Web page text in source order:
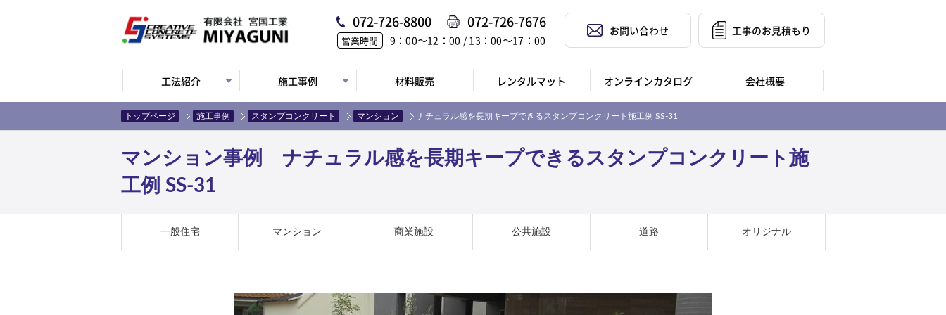
072-726-8800 072-726-7676
営業時間 9：00〜12：00 / 13：00〜17：00
お問い合わせ 工事のお見積もり
工法紹介 施工事例 材料販売 レンタルマット オンラインカタログ 会社概要
トップページ 施工事例 スタンプコンクリート マンション ナチュラル感を長期キープできるスタンプコンクリート施工例 SS-31
マンション事例 ナチュラル感を長期キープできるスタンプコンクリート施
工例 SS-31
一般住宅 マンション 商業施設 公共施設 道路 オリジナル